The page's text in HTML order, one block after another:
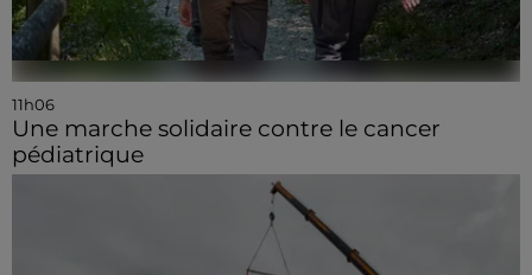
11h06
Une marche solidaire contre le cancer
pédiatrique